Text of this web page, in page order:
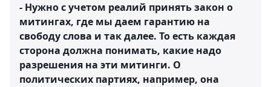
- Нужно с учетом реалий принять закон о
митингах, где мы даем гарантию на
свободу слова и так далее. То есть каждая
сторона должна понимать, какие надо
разрешения на эти митинги. О
политических партиях, например, она